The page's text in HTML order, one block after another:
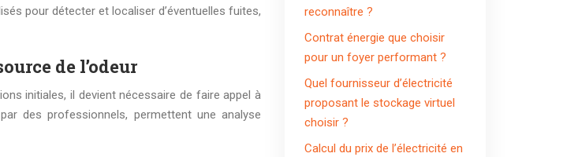
pour détecter et localiser d’éventuelles fuites,
de l’odeur
initiales, il devient nécessaire de faire appel à
des professionnels, permettent une analyse
reconnaître ?
Contrat énergie que choisir
pour un foyer performant ?
Quel fournisseur d’électricité
proposant le stockage virtuel
choisir ?
Calcul du prix de l’électricité en